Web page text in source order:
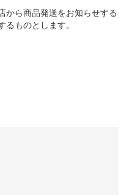
から商品発送をお知らせする
るものとします。